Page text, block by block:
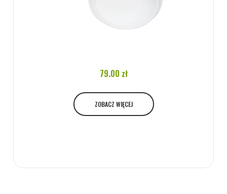
79.00 zł
ZOBACZ WIĘCEJ